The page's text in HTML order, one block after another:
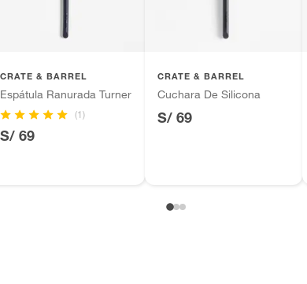
tecnología, línea blanca, colchones, muebles,
suplementos alimenticios, vitaminas.
CRATE & BARREL
Espátula Ranurada Turner
(1)
S/ 69
CRATE & BARREL
Cuchara De Silicona
S/ 69